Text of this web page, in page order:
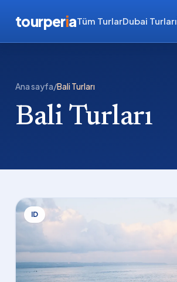
tourperiaTüm TurlarDubai Turları
Ana sayfa/Bali Turları
Bali Turları
ID